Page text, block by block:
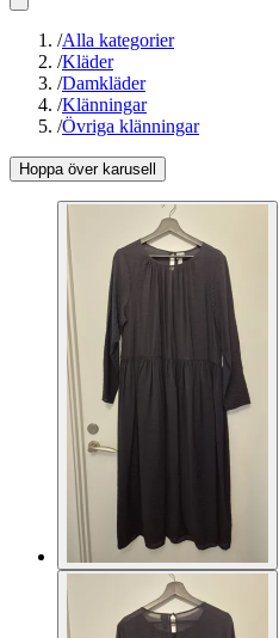
/Alla kategorier
/Kläder
/Damkläder
/Klänningar
/Övriga klänningar
Hoppa över karusell